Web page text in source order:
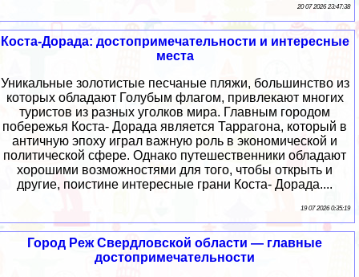
20 07 2026 23:47:38
Коста-Дорада: достопримечательности и интересные
места
Уникальные золотистые песчаные пляжи, большинство из
которых обладают Голубым флагом, привлекают многих
туристов из разных уголков мира. Главным городом
побережья Коста- Дорада является Таррагона, который в
античную эпоху играл важную роль в экономической и
политической сфере. Однако путешественники обладают
хорошими возможностями для того, чтобы открыть и
другие, поистине интересные грани Коста- Дорада....
19 07 2026 0:35:19
Город Реж Свердловской области — главные
достопримечательности